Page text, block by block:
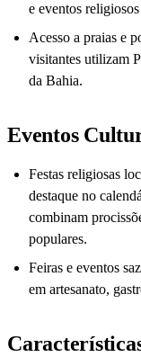
e eventos
Acesso a praias e
visitantes utilizam
da Bahia.
Eventos
Festas religiosas
destaque no
combinam
populares.
Feiras e eventos
em artesanato,